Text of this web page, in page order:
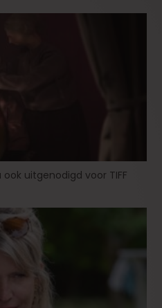
uitgenodigd voor TIFF